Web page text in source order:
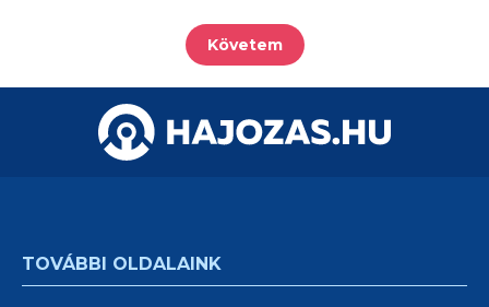
Követem
TOVÁBBI OLDALAINK